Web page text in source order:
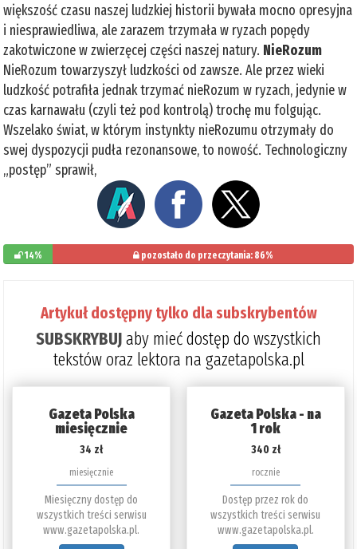
większość czasu naszej ludzkiej historii bywała mocno opresyjna
i niesprawiedliwa, ale zarazem trzymała w ryzach popędy
zakotwiczone w zwierzęcej części naszej natury. NieRozum
NieRozum towarzyszył ludzkości od zawsze. Ale przez wieki
ludzkość potrafiła jednak trzymać nieRozum w ryzach, jedynie w
czas karnawału (czyli też pod kontrolą) trochę mu folgując.
Wszelako świat, w którym instynkty nieRozumu otrzymały do
swej dyspozycji pudła rezonansowe, to nowość. Technologiczny
„postęp” sprawił,
14% pozostało do przeczytania: 86%
Artykuł dostępny tylko dla subskrybentów
SUBSKRYBUJaby mieć dostęp do wszystkich
tekstów oraz lektora na gazetapolska.pl
Gazeta Polska
miesięcznie
34 zł
miesięcznie
Miesięczny dostęp do
wszystkich treści serwisu
www.gazetapolska.pl.
Gazeta Polska - na
1 rok
340 zł
rocznie
Dostęp przez rok do
wszystkich treści serwisu
www.gazetapolska.pl.